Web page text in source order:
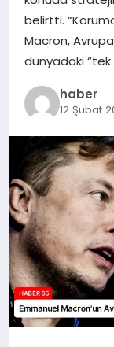
belirtti.
Macron,
dünyadaki “tek
haber
12 Şubat